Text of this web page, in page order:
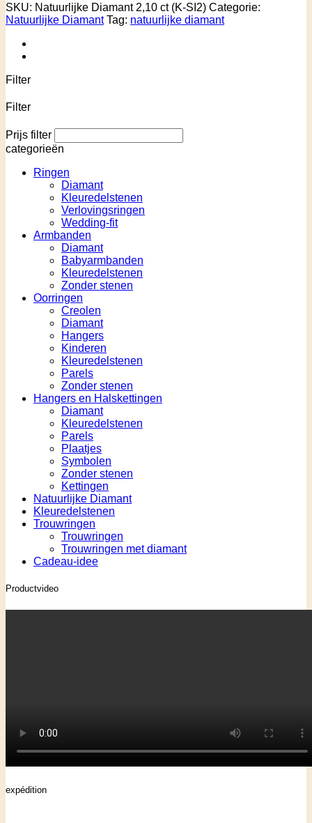
SKU: Natuurlijke Diamant 2,10 ct (K-SI2) Categorie:
Natuurlijke Diamant Tag: natuurlijke diamant
Filter
Filter
Prijs filter
categorieën
Ringen
Diamant
Kleuredelstenen
Verlovingsringen
Wedding-fit
Armbanden
Diamant
Babyarmbanden
Kleuredelstenen
Zonder stenen
Oorringen
Creolen
Diamant
Hangers
Kinderen
Kleuredelstenen
Parels
Zonder stenen
Hangers en Halskettingen
Diamant
Kleuredelstenen
Parels
Plaatjes
Symbolen
Zonder stenen
Kettingen
Natuurlijke Diamant
Kleuredelstenen
Trouwringen
Trouwringen
Trouwringen met diamant
Cadeau-idee
Productvideo
expédition